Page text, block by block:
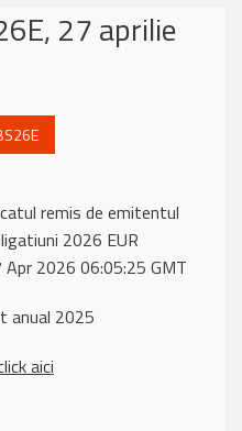
27 aprilie
remis de emitentul
2026 EUR
Apr 2026 06:05:25 GMT
anual 2025
aici